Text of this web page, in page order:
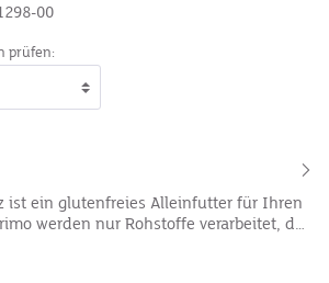
00
prüfen:
ist ein glutenfreies Alleinfutter für Ihren
werden nur Rohstoffe verarbeitet, d…